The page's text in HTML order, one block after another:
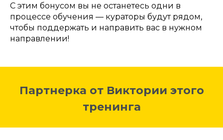
С этим бонусом вы не останетесь одни в
процессе обучения — кураторы будут рядом,
чтобы поддержать и направить вас в нужном
направлении!
Партнерка от Виктории этого
тренинга